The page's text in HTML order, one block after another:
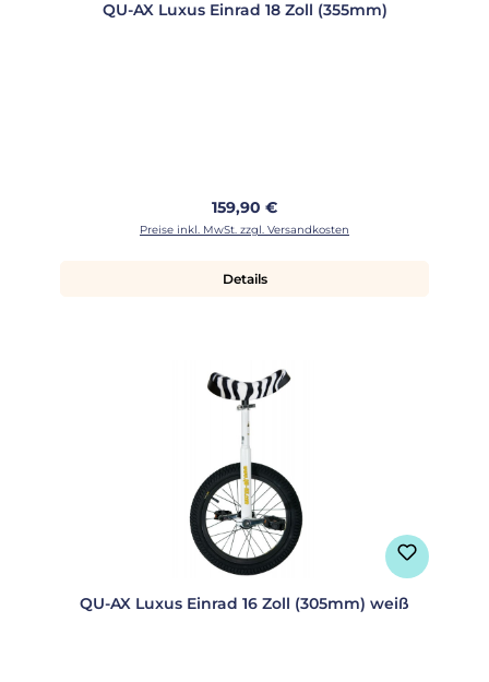
QU-AX Luxus Einrad 18 Zoll (355mm)
Regulärer Preis:
159,90 €
Preise inkl. MwSt. zzgl. Versandkosten
Details
QU-AX Luxus Einrad 16 Zoll (305mm) weiß